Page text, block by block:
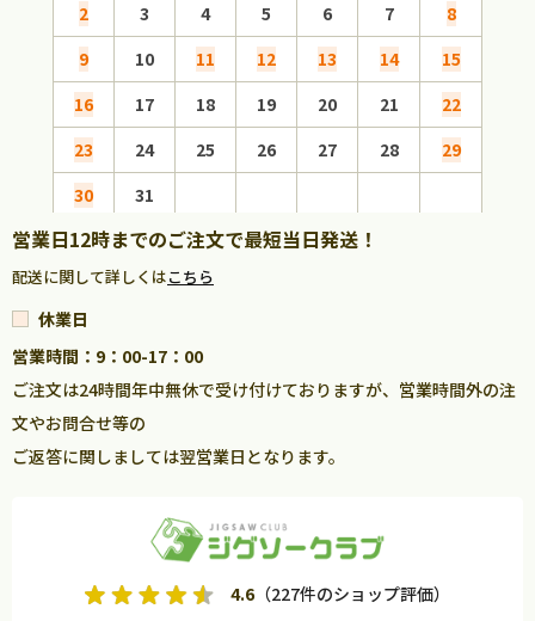
2
3 4 5 6 7
8
9
10 11 12 13 14
15
16
17 18 19 20 21
22
23
24 25 26 27 28
29
30
31
営業日12時までのご注文で最短当日発送！
配送に関して詳しくはこちら
休業日
営業時間：9：00-17：00
ご注文は24時間年中無休で受け付けておりますが、営業時間外の注
文やお問合せ等の
ご返答に関しましては翌営業日となります。
4.6 （227件のショップ評価）